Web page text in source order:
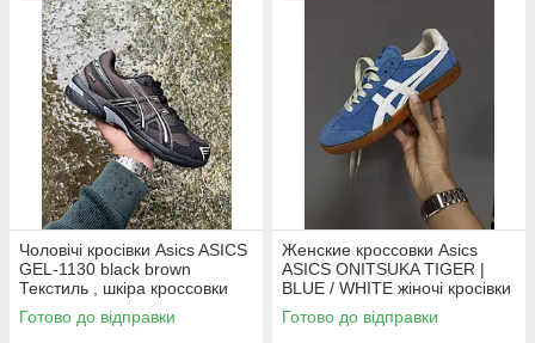
Чоловічі кросівки Asics ASICS
GEL-1130 black brown
Текстиль , шкіра кроссовки
Asics
Готово до відправки
Женские кроссовки Asics
ASICS ONITSUKA TIGER |
BLUE / WHITE жіночі кросівки
Asics
Готово до відправки